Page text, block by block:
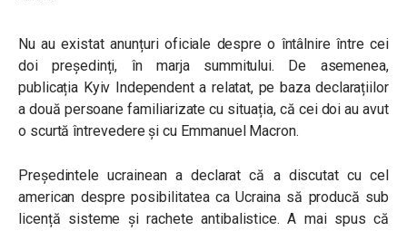
Nu au existat anunțuri oficiale despre o întâlnire între cei
doi președinți, în marja summitului. De asemenea,
publicația Kyiv Independent a relatat, pe baza declarațiilor
a două persoane familiarizate cu situația, că cei doi au avut
o scurtă întrevedere și cu Emmanuel Macron.
Președintele ucrainean a declarat că a discutat cu cel
american despre posibilitatea ca Ucraina să producă sub
licență sisteme și rachete antibalistice. A mai spus că